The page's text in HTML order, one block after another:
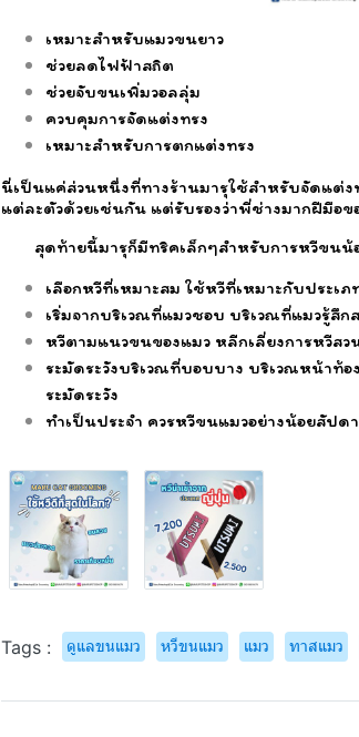
เหมาะสำหรับแมวขนยาว
ช่วยลดไฟฟ้าสถิต
ช่วยจับขนเพิ่มวอลลุ่ม
ควบคุมการจัดแต่งทรง
เหมาะสำหรับการตกแต่งทรง
นี่เป็นแค่ส่วนหนึ่งที่ทางร้านมารุใช้สำหรับจัดแต่
แต่ละตัวด้วยเช่นกัน แต่รับรองว่าพี่ช่างมากฝีมือ
สุดท้ายนี้มารุก็มีทริคเล็กๆสำหรับการหวีขนน้
เลือกหวีที่เหมาะสม ใช้หวีที่เหมาะกับประเ
เริ่มจากบริเวณที่แมวชอบ บริเวณที่แมวรู้สึ
หวีตามแนวขนของแมว หลีกเลี่ยงการหวีสว
ระมัดระวังบริเวณที่บอบบาง บริเวณหน้าท้
ระมัดระวัง
ทำเป็นประจำ ควรหวีขนแมวอย่างน้อยสัป
Tags : ดูแลขนแมว หวีขนแมว แมว ทาสแมว